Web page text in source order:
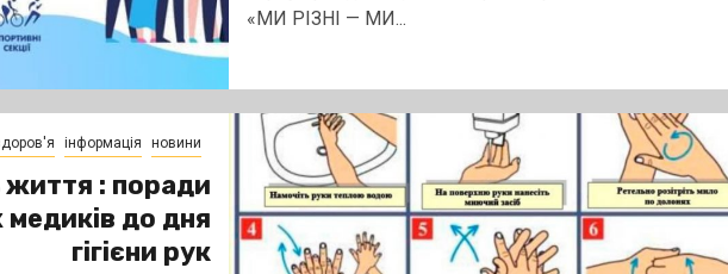
«МИ РІЗНІ — МИ...
інформація новини
життя : поради
медиків до дня
гігієни рук